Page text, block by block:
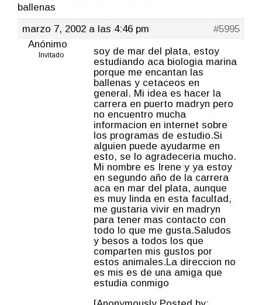
ballenas
marzo 7, 2002 a las 4:46 pm
#5995
Anónimo
Invitado
soy de mar del plata, estoy
estudiando aca biologia marina
porque me encantan las
ballenas y cetaceos en
general. Mi idea es hacer la
carrera en puerto madryn pero
no encuentro mucha
informacion en internet sobre
los programas de estudio.Si
alguien puede ayudarme en
esto, se lo agradeceria mucho.
Mi nombre es Irene y ya estoy
en segundo año de la carrera
aca en mar del plata, aunque
es muy linda en esta facultad,
me gustaria vivir en madryn
para tener mas contacto con
todo lo que me gusta.Saludos
y besos a todos los que
comparten mis gustos por
estos animales.La direccion no
es mis es de una amiga que
estudia conmigo